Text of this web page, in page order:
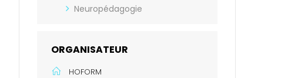
Neuropédagogie
ORGANISATEUR
HOFORM